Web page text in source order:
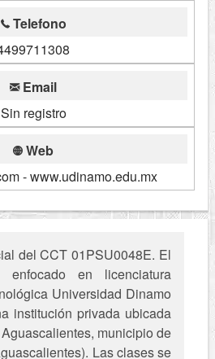
Telefono
Email
Sin registro
Web
- www.udinamo.edu.mx
del CCT 01PSU0048E. El
enfocado en licenciatura
Universidad Dinamo
institución privada ubicada
municipio de
Las clases se